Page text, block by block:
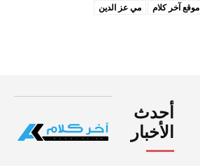
موقع آخر كلام مي عز الدين
أحدث
الأخبار